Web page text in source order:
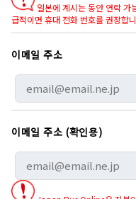
일본에 계시는 동안 연락 가
급적이면 휴대 전화 번호를 권장합
이메일 주소
이메일 주소 (확인용)